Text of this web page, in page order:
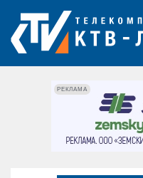
РЕКЛАМА